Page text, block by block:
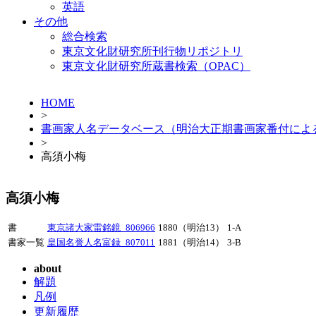
英語
その他
総合検索
東京文化財研究所刊行物リポジトリ
東京文化財研究所蔵書検索（OPAC）
HOME
>
書画家人名データベース（明治大正期書画家番付によ
>
高須小梅
高須小梅
書 東京諸大家雷銘鏡_806966 1880（明治13）
1-A
書家一覧 皇国名誉人名富録_807011 1881（明治14） 3-B
about
解題
凡例
更新履歴